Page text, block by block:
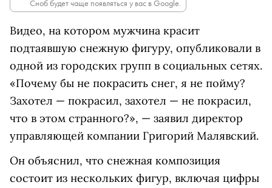
Сноб будет чаще появляться у вас в Google.
Видео, на котором мужчина красит
подтаявшую снежную фигуру, опубликовали в
одной из городских групп в социальных сетях.
«Почему бы не покрасить снег, я не пойму?
Захотел — покрасил, захотел — не покрасил,
что в этом странного?», — заявил директор
управляющей компании Григорий Малявский.
Он объяснил, что снежная композиция
состоит из нескольких фигур, включая цифры